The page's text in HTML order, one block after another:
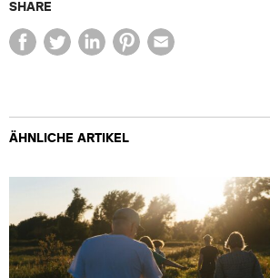
SHARE
ÄHNLICHE ARTIKEL